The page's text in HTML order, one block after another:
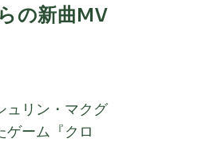
の新曲MV
ュリン・マクグ
ゲーム『クロ